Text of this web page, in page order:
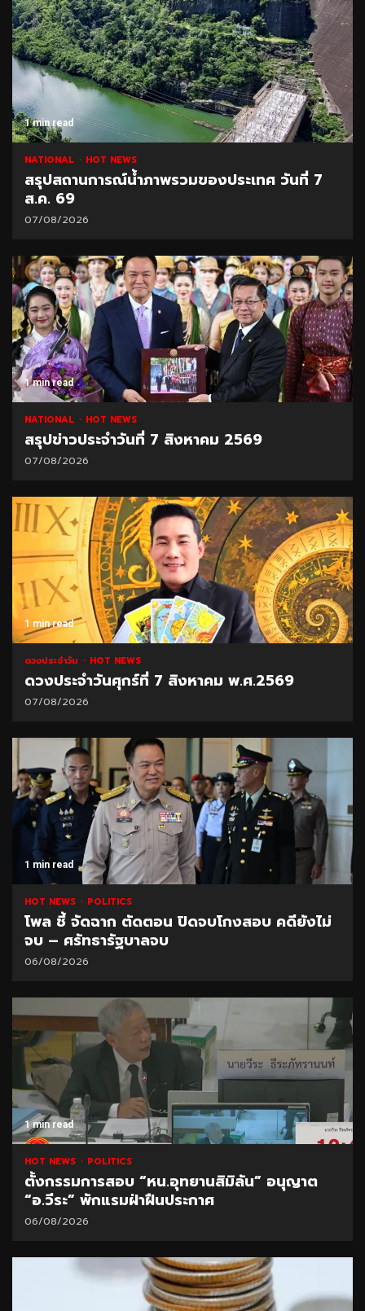
1 min read
NATIONAL HOT NEWS
สรุปสถานการณ์น้ำภาพรวมของประเทศ วันที่ 7
ส.ค. 69
07/08/2026
1 min read
NATIONAL HOT NEWS
สรุปข่าวประจำวันที่ 7 สิงหาคม 2569
07/08/2026
1 min read
ดวงประจำวัน HOT NEWS
ดวงประจำวันศุกร์ที่ 7 สิงหาคม พ.ศ.2569
07/08/2026
1 min read
HOT NEWS POLITICS
โพล ชี้ จัดฉาก ตัดตอน ปิดจบโกงสอบ คดียังไม่
จบ – ศรัทธารัฐบาลจบ
06/08/2026
1 min read
HOT NEWS POLITICS
ตั้งกรรมการสอบ “หน.อุทยานสิมิลัน” อนุญาต
“อ.วีระ” พักแรมฝ่าฝืนประกาศ
06/08/2026